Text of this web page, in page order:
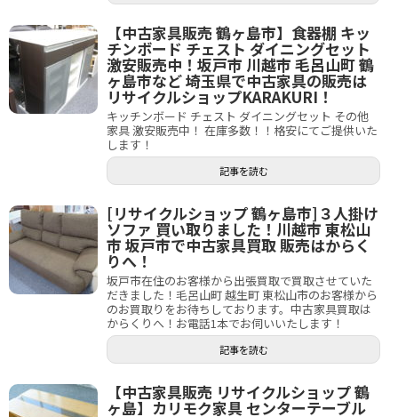
【中古家具販売 鶴ヶ島市】食器棚 キッ
チンボード チェスト ダイニングセット
激安販売中！坂戸市 川越市 毛呂山町 鶴
ヶ島市など 埼玉県で中古家具の販売は
リサイクルショップKARAKURI！
キッチンボード チェスト ダイニングセット その他
家具 激安販売中！ 在庫多数！！格安にてご提供いた
します！
記事を読む
[リサイクルショップ 鶴ヶ島市]３人掛け
ソファ 買い取りました！川越市 東松山
市 坂戸市で中古家具買取 販売はからく
りへ！
坂戸市在住のお客様から出張買取で買取させていた
だきました！毛呂山町 越生町 東松山市のお客様から
のお買取りをお待ちしております。中古家具買取は
からくりへ！お電話1本でお伺いいたします！
記事を読む
【中古家具販売 リサイクルショップ 鶴
ヶ島】カリモク家具 センターテーブル